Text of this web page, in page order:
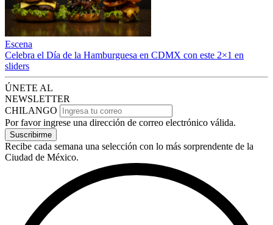
Escena
Celebra el Día de la Hamburguesa en CDMX con este 2×1 en
sliders
ÚNETE AL
NEWSLETTER
CHILANGO
Por favor ingrese una dirección de correo electrónico válida.
Suscribirme
Recibe cada semana una selección con lo más sorprendente de la
Ciudad de México.